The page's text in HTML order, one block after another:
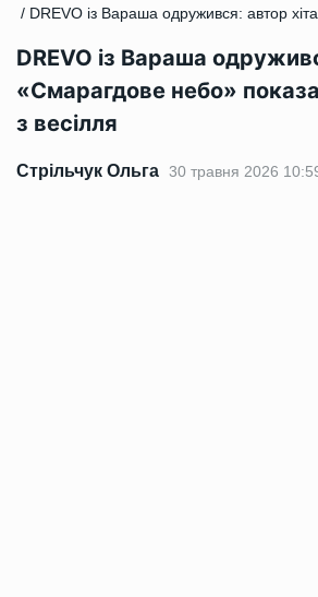
DREVO із Вараша
«Смарагдове небо»
з весілля
Стрільчук Ольга 30 травня 2026